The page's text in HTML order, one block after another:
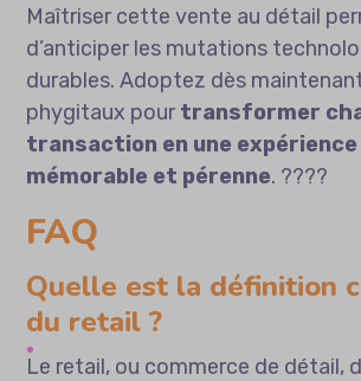
Maîtriser cette vente au détail
d’anticiper les mutations
durables. Adoptez dès
phygitaux pourtransformer
transaction en une
mémorable et pérenne. ????
FAQ
Quelle est la définition
du retail ?
Le retail, ou commerce de détail,